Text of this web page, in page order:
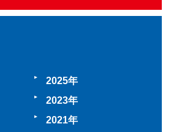
2025
2023
2021